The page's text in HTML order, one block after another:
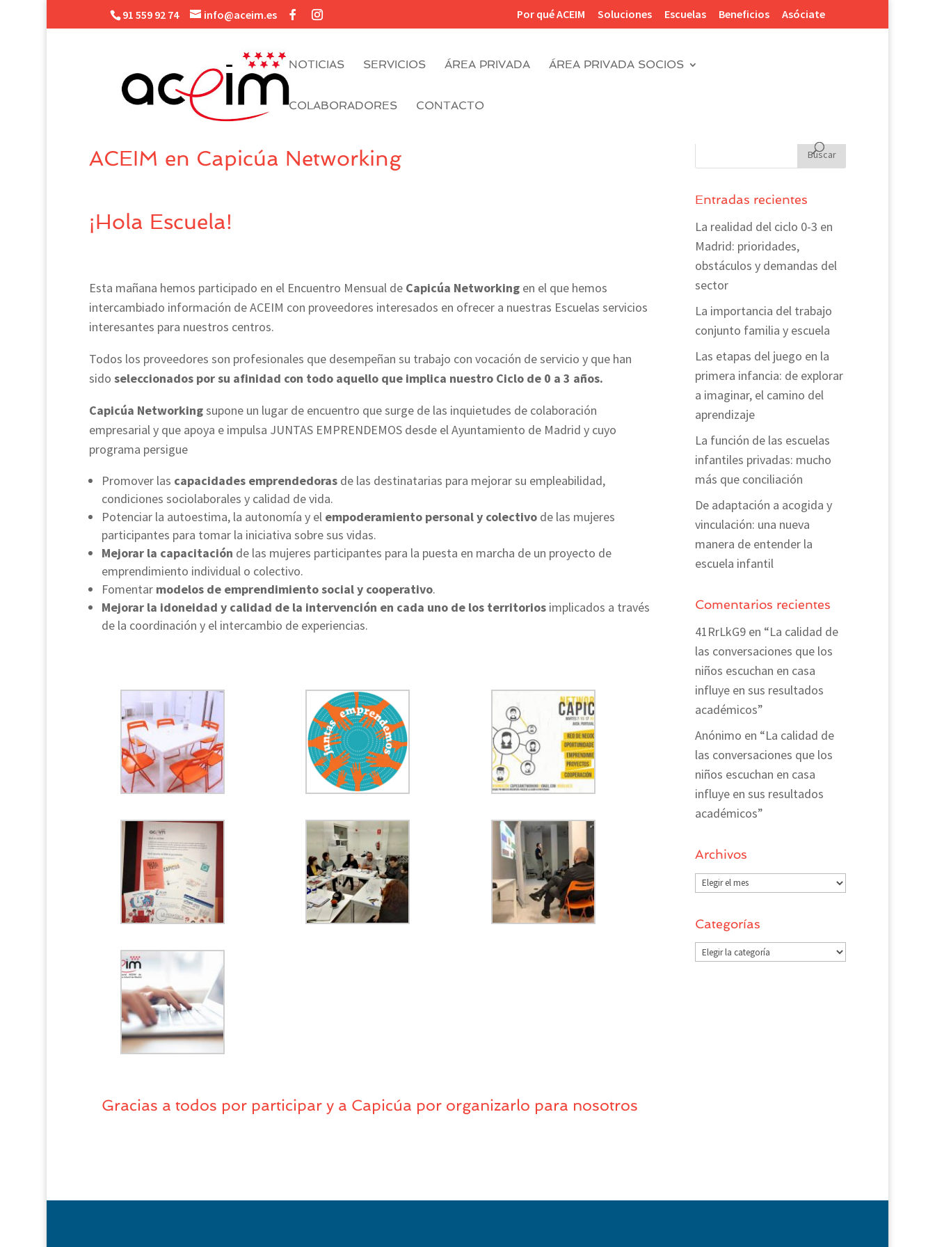
91 559 92 74 info@aceim.es Por qué ACEIM Soluciones Escuelas Beneficios Asóciate
NOTICIAS SERVICIOS ÁREA PRIVADA ÁREA PRIVADA SOCIOS
COLABORADORES CONTACTO
ACEIM en Capicúa Networking
¡Hola Escuela!
Esta mañana hemos participado en el Encuentro Mensual de Capicúa Networkingen el que hemos
intercambiado información de ACEIM con proveedores interesados en ofrecer a nuestras Escuelas servicios
interesantes para nuestros centros.
Todos los proveedores son profesionales que desempeñan su trabajo con vocación de servicio y que han
sido seleccionados por su afinidad con todo aquello que implica nuestro Ciclo de 0 a 3 años.
Capicúa Networkingsupone un lugar de encuentro que surge de las inquietudes de colaboración
empresarial y que apoya e impulsa JUNTAS EMPRENDEMOS desde el Ayuntamiento de Madrid y cuyo
programa persigue
Promover las capacidades emprendedorasde las destinatarias para mejorar su empleabilidad,
condiciones sociolaborales y calidad de vida.
Potenciar la autoestima, la autonomía y el empoderamiento personal y colectivode las mujeres
participantes para tomar la iniciativa sobre sus vidas.
Mejorar la capacitación de las mujeres participantes para la puesta en marcha de un proyecto de
emprendimiento individual o colectivo.
Fomentar modelos de emprendimiento social y cooperativo.
Mejorar la idoneidad y calidad de la intervención en cada uno de los territoriosimplicados a través
de la coordinación y el intercambio de experiencias.
Gracias a todos por participar y a Capicúa por organizarlo para nosotros
Entradas recientes
La realidad del ciclo 0-3 en
Madrid: prioridades,
obstáculos y demandas del
sector
La importancia del trabajo
conjunto familia y escuela
Las etapas del juego en la
primera infancia: de explorar
a imaginar, el camino del
aprendizaje
La función de las escuelas
infantiles privadas: mucho
más que conciliación
De adaptación a acogida y
vinculación: una nueva
manera de entender la
escuela infantil
Comentarios recientes
41RrLkG9en “La calidad de
las conversaciones que los
niños escuchan en casa
influye en sus resultados
académicos”
Anónimo en “La calidad de
las conversaciones que los
niños escuchan en casa
influye en sus resultados
académicos”
Archivos
Archivos
Categorías
Categorías